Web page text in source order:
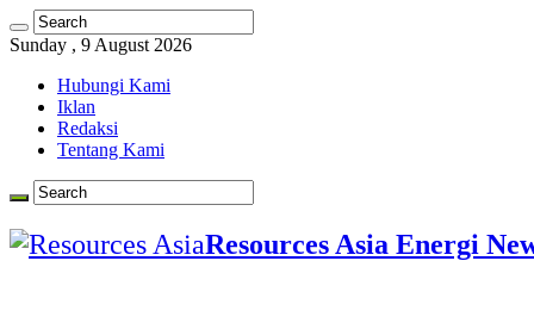
Sunday , 9 August 2026
Hubungi Kami
Iklan
Redaksi
Tentang Kami
Resources Asia Energi